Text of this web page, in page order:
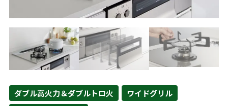
ダブル高火力＆ダブルトロ火
ワイドグリル